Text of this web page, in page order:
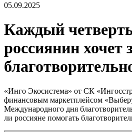
05.09.2025
Каждый
россиянин хочет
«Инго Экосистема» от СК
финансовым маркетплейсом
Международного дня
ли россияне помогать